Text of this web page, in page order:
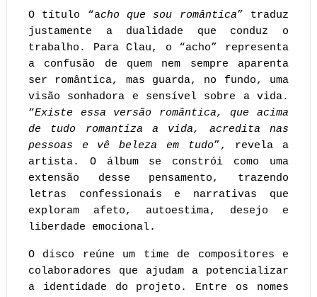
O título “acho que sou romântica” traduz
justamente a dualidade que conduz o
trabalho. Para Clau, o “acho” representa
a confusão de quem nem sempre aparenta
ser romântica, mas guarda, no fundo, uma
visão sonhadora e sensível sobre a vida.
“Existe essa versão romântica, que acima
de tudo romantiza a vida, acredita nas
pessoas e vê beleza em tudo”, revela a
artista. O álbum se constrói como uma
extensão desse pensamento, trazendo
letras confessionais e narrativas que
exploram afeto, autoestima, desejo e
liberdade emocional.
O disco reúne um time de compositores e
colaboradores que ajudam a potencializar
a identidade do projeto. Entre os nomes